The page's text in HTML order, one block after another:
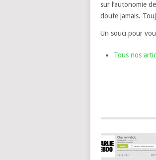
sur l’autonomie
doute jamais.
Un souci pour
Tous nos